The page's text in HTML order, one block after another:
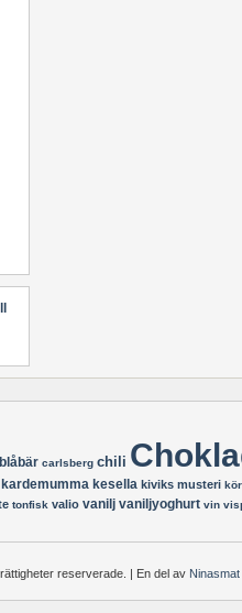
blåbär carlsberg chili
kardemumma kesella kiviks musteri
tonfisk valio vanilj vaniljyoghurt vin
reserverade. | En del av